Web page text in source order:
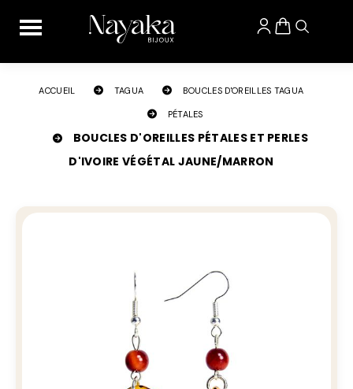
ACCUEIL TAGUA BOUCLES D'OREILLES TAGUA
PÉTALES
BOUCLES D'OREILLES PÉTALES ET PERLES
D'IVOIRE VÉGÉTAL JAUNE/MARRON